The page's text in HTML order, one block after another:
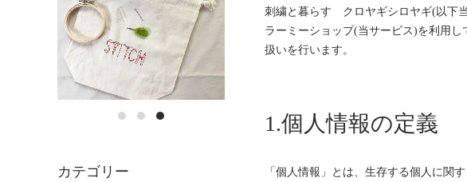
刺繍と暮らす クロヤギシロヤギ(以下当
ラーミーショップ(当サービス)を利用し
扱いを行います。
1.個人情報の定義
「個人情報」とは、生存する個人に関
カテゴリー